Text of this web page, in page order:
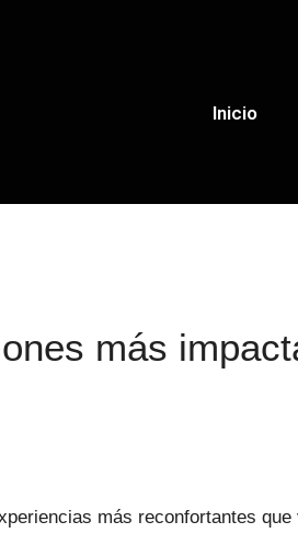
Inicio
más
más reconfortantes